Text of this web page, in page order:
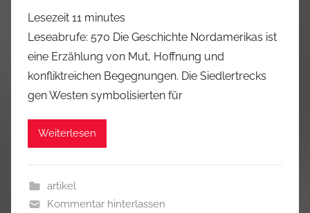
Lesezeit 11 minutes
Leseabrufe: 570 Die Geschichte Nordamerikas ist
eine Erzählung von Mut, Hoffnung und
konfliktreichen Begegnungen. Die Siedlertrecks
gen Westen symbolisierten für
Weiterlesen
artikel
Kommentar hinterlassen